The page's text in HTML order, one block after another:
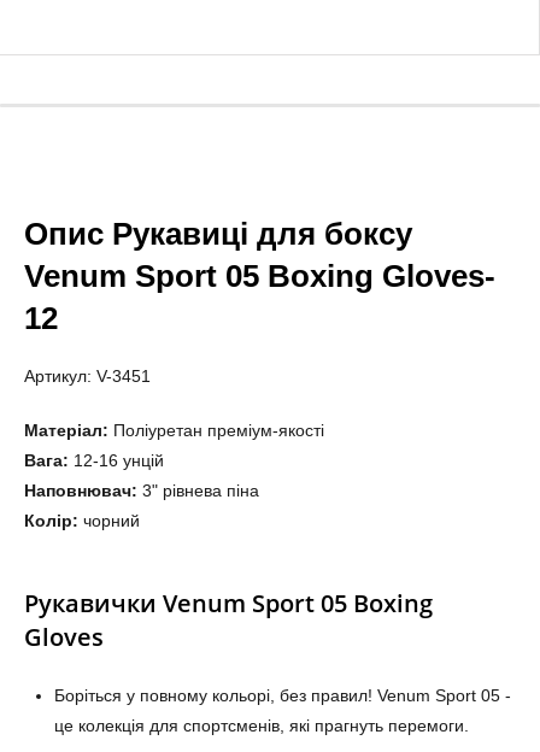
Опис Рукавиці для боксу
Venum Sport 05 Boxing Gloves-
12
Артикул: V-3451
Матеріал: Поліуретан преміум-якості
Вага: 12-16 унцій
Наповнювач: 3" рівнева піна
Колір: чорний
Рукавички Venum Sport 05 Boxing
Gloves
Боріться у повному кольорі, без правил! Venum Sport 05 -
це колекція для спортсменів, які прагнуть перемоги.